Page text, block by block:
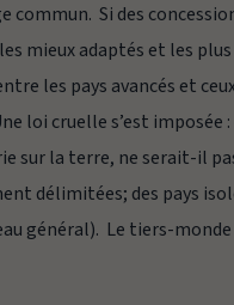
commun. Si des
mieux adaptés et les
les pays avancés et
loi cruelle s’est
sur la terre, ne serait-il
délimitées; des pays
général). Le tiers-